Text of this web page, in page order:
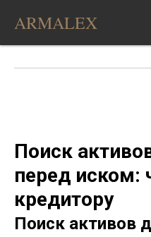
ARMALEX
Поиск
перед иском:
кредитору
Поиск активов